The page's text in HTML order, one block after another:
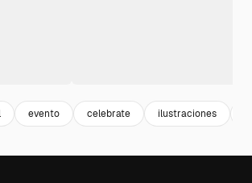
evento celebrate ilustraciones